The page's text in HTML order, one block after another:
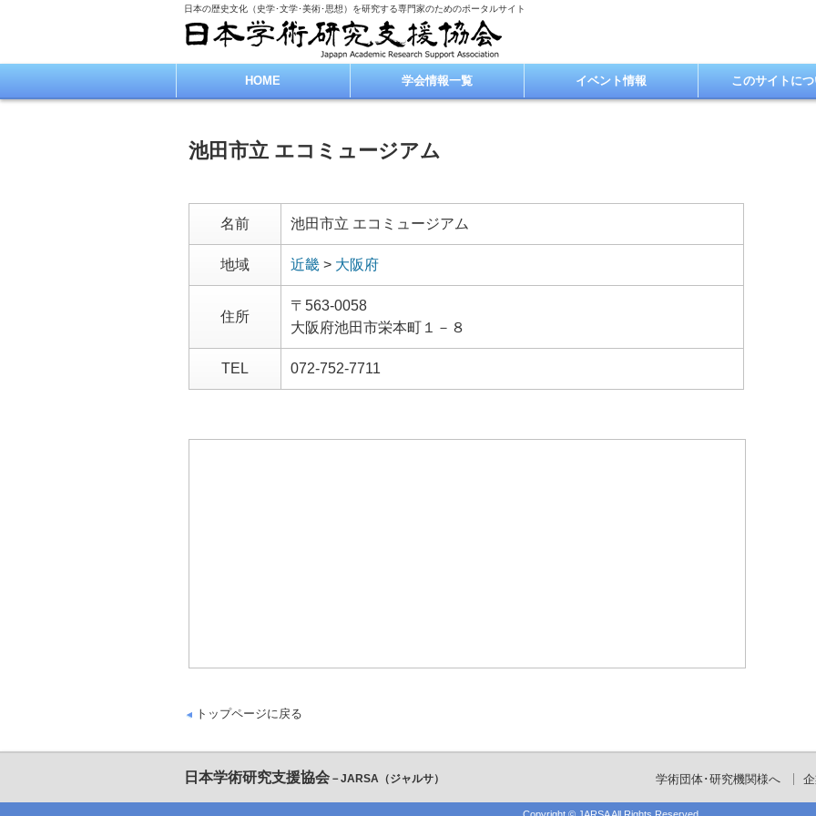
日本の歴史文化（史学･文学･美術･思想）を研究する専門家のためのポータルサイト
HOME 学会情報一覧 イベント情報 このサイトに
池田市立 エコミュージアム
名前 池田市立 エコミュージアム
地域 近畿 > 大阪府
住所
〒563-0058
大阪府池田市栄本町１－８
TEL 072-752-7711
トップページに戻る
日本学術研究支援協会 －JARSA（ジャルサ） 学術団体･研究機関様へ